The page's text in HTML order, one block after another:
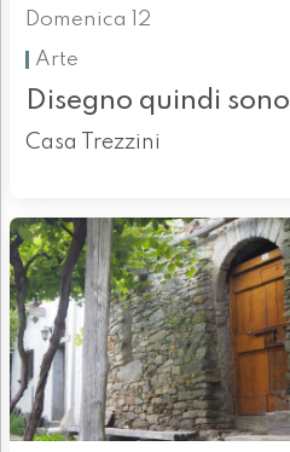
Domenica 12
Arte
Disegno quindi sono
Casa Trezzini